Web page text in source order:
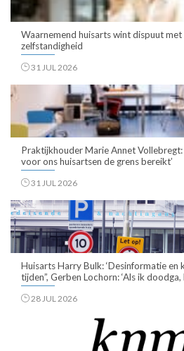
Waarnemend huisarts wint dispuut
zelfstandigheid
31 JUL 2026
Praktijkhouder Marie Annet
voor ons huisartsen de grens bereikt’
31 JUL 2026
Huisarts Harry Bulk: ‘Desinformatie en
tijden”, Gerben Lochorn: ‘Als ik doodga,
28 JUL 2026